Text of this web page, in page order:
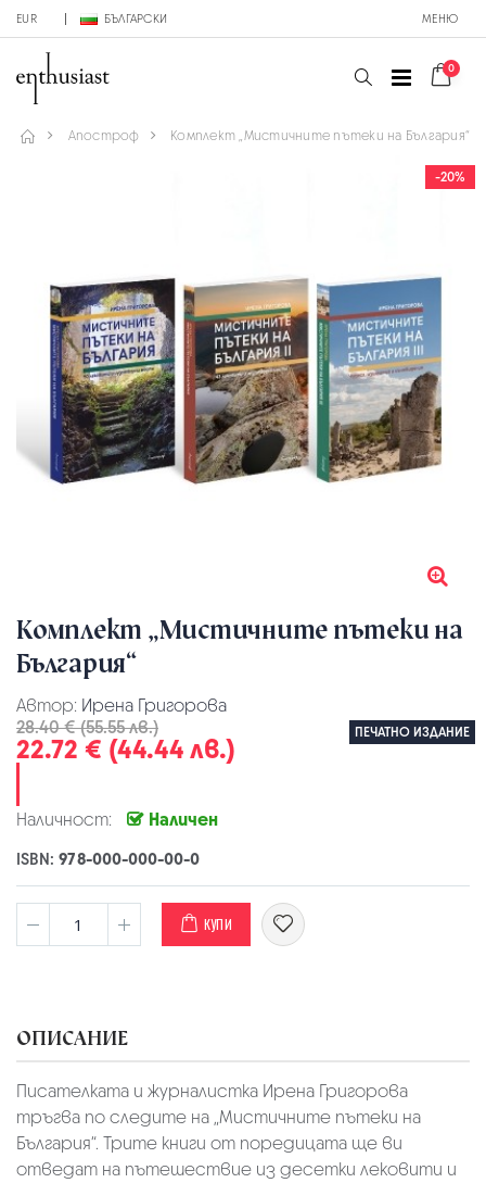
EUR БЪЛГАРСКИ МЕНЮ
0
Апостроф Комплект „Мистичните пътеки на България“
-20%
Комплект „Мистичните пътеки на
България“
Автор: Ирена Григорова
28.40 € (55.55 лв.)
22.72 € (44.44 лв.) ПЕЧАТНО ИЗДАНИЕ
Наличност: Наличен
ISBN:978-000-000-00-0
КУПИ
ОПИСАНИЕ
Писателката и журналистка Ирена Григорова
тръгва по следите на „Мистичните пътеки на
България“. Трите книги от поредицата ще ви
отведат на пътешествие из десетки лековити и